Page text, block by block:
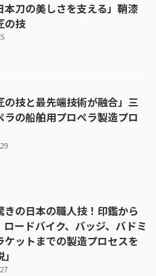
本刀の美しさを支える」鞘漆
の技
の技と最先端技術が融合」三
ラの船舶用プロペラ製造プロ
きの日本の職人技！印鑑から
ロードバイク、バッジ、バドミ
ケットまでの製造プロセスを